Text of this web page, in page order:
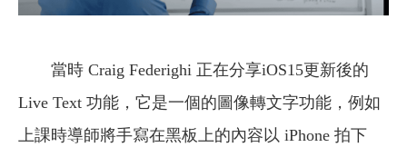
當時 Craig Federighi 正在分享iOS15更新後的
Live Text 功能，它是一個的圖像轉文字功能，例如
上課時導師將手寫在黑板上的內容以 iPhone 拍下